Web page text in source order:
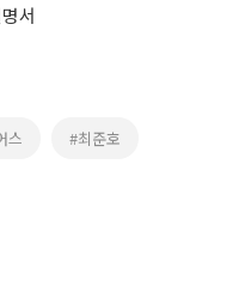
서
스 #최준호